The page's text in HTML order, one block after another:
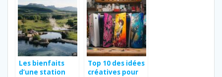
Les bienfaits
d’une station
Top 10 des idées
créatives pour